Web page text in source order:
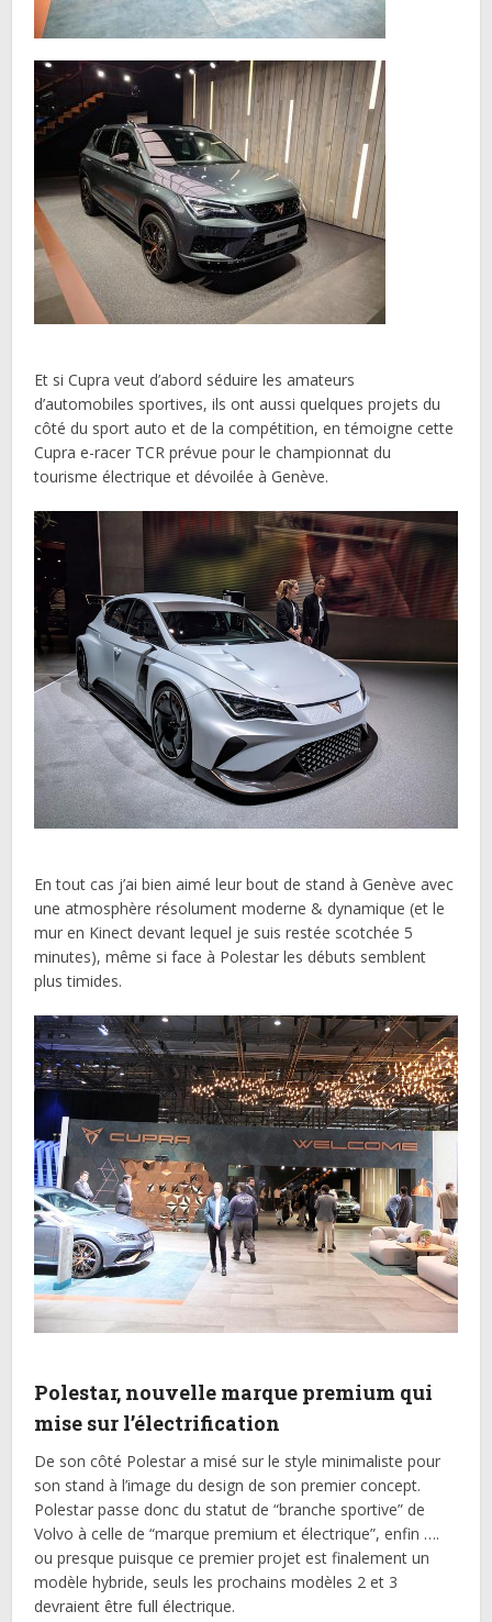
Et si Cupra veut d’abord séduire les amateurs
d’automobiles sportives, ils ont aussi quelques projets du
côté du sport auto et de la compétition, en témoigne cette
Cupra e-racer TCR prévue pour le championnat du
tourisme électrique et dévoilée à Genève.
En tout cas j’ai bien aimé leur bout de stand à Genève avec
une atmosphère résolument moderne & dynamique (et le
mur en Kinect devant lequel je suis restée scotchée 5
minutes), même si face à Polestar les débuts semblent
plus timides.
Polestar, nouvelle marque premium qui
mise sur l’électrification
De son côté Polestar a misé sur le style minimaliste pour
son stand à l’image du design de son premier concept.
Polestar passe donc du statut de “branche sportive” de
Volvo à celle de “marque premium et électrique”, enfin ….
ou presque puisque ce premier projet est finalement un
modèle hybride, seuls les prochains modèles 2 et 3
devraient être full électrique.